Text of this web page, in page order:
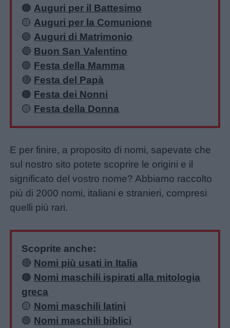
🟠 Auguri per il Battesimo
🟡 Auguri per la Comunione
🟢 Auguri di Matrimonio
🔵 Buon San Valentino
🟣 Festa della Mamma
🔴 Festa del Papà
🟠 Festa dei Nonni
🟡 Festa della Donna
E per finire, a proposito di nomi, sapevate che
sul nostro sito potete scoprire le origini e il
significato del vostro nome? Abbiamo raccolto
più di 2000 nomi, italiani e stranieri, compresi
quelli più rari.
Scoprite anche:
🔴 Nomi più usati in Italia
🟠 Nomi maschili ispirati alla mitologia
greca
🟡 Nomi maschili latini
🟢 Nomi maschili biblici